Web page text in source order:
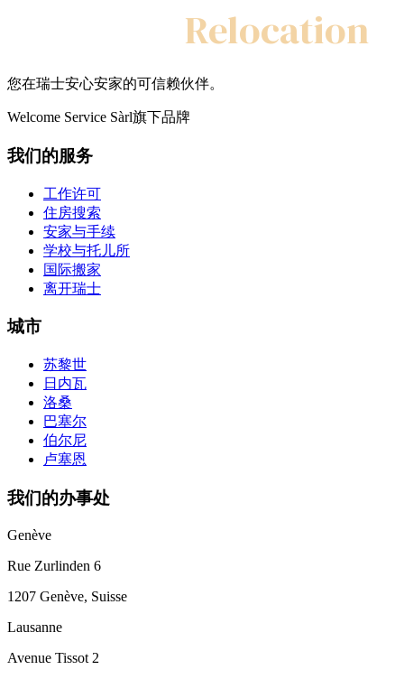
Relocation
您在瑞士安心安家的可信赖伙伴。
Welcome Service Sàrl旗下品牌
我们的服务
工作许可
住房搜索
安家与手续
学校与托儿所
国际搬家
离开瑞士
城市
苏黎世
日内瓦
洛桑
巴塞尔
伯尔尼
卢塞恩
我们的办事处
Genève
Rue Zurlinden 6
1207 Genève, Suisse
Lausanne
Avenue Tissot 2